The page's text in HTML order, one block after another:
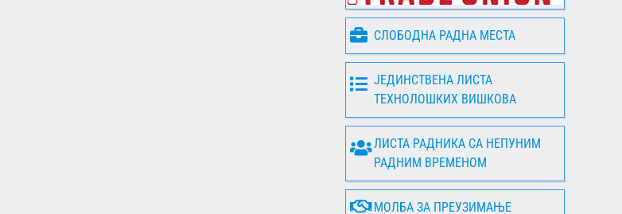
СЛОБОДНА РАДНА МЕСТА
ЈЕДИНСТВЕНА ЛИСТА
ТЕХНОЛОШКИХ ВИШКОВА
ЛИСТА РАДНИКА СА НЕПУНИМ
РАДНИМ ВРЕМЕНОМ
МОЛБА ЗА ПРЕУЗИМАЊЕ